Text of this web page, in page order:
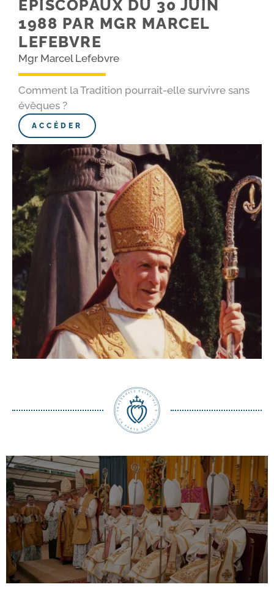
ÉPISCOPAUX DU 30 JUIN
1988 PAR MGR MARCEL
LEFEBVRE
Mgr Marcel Lefebvre
Comment la Tradition pourrait-elle survivre sans
évêques ?
ACCÉDER